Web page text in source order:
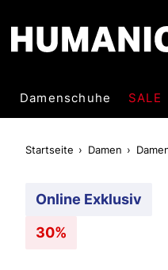
Damenschuhe SALE
Startseite Damen
Online Exklusiv
30%